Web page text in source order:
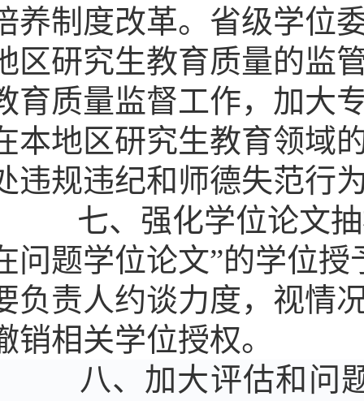
养制度改革。省级学位
区研究生教育质量的监
育质量监督工作，加大
本地区研究生教育领域
违规违纪和师德失范行
七、强化学位论文抽
问题学位论文”的学位
负责人约谈力度，视情
销相关学位授权。
八、加大评估和问题